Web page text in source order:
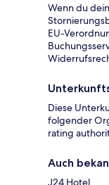
Wenn du
EU-
Diese
folgender
rating
Auch
J24 Hotel